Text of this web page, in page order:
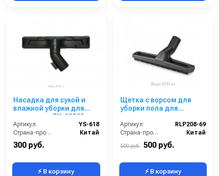
Насадка для сухой и
влажной уборки для
химчистки ZN-03500
Артикул:
YS-618
Страна-производитель:
Китай
300 руб.
⚡ В корзину
Щетка с ворсом для
уборки пола для
Артикул:
RLP208-69
Страна-производитель:
Китай
500 руб. 500 руб.
⚡ В корзину